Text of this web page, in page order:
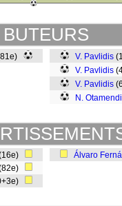
BUTEURS
V. Pavlidis
V. Pavlidis
V. Pavlidis
N. Otamendi
Álvaro